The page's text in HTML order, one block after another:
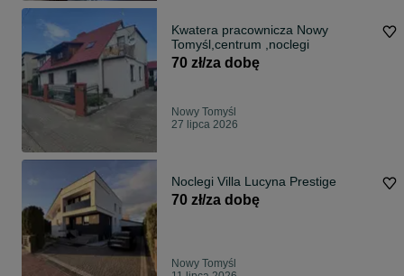
Kwatera pracownicza Nowy
Tomyśl,centrum ,noclegi
70 zł/za dobę
Nowy Tomyśl
27 lipca 2026
Noclegi Villa Lucyna Prestige
70 zł/za dobę
Nowy Tomyśl